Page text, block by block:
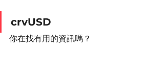
crvUSD
你在找有用的資訊嗎？